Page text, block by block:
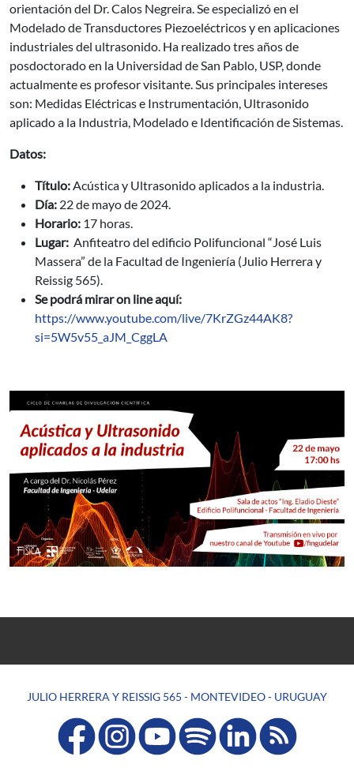
orientación del Dr. Calos Negreira. Se especializó en el
Modelado de Transductores Piezoeléctricos y en aplicaciones
industriales del ultrasonido. Ha realizado tres años de
posdoctorado en la Universidad de San Pablo, USP, donde
actualmente es profesor visitante. Sus principales intereses
son: Medidas Eléctricas e Instrumentación, Ultrasonido
aplicado a la Industria, Modelado e Identificación de Sistemas.
Datos:
Título:Acústica y Ultrasonido aplicados a la industria.
Día: 22 de mayo de 2024.
Horario: 17 horas.
Lugar: Anfiteatro del edificio Polifuncional “José Luis
Massera” de la Facultad de Ingeniería (Julio Herrera y
Reissig 565).
Se podrá mirar on line aquí:
https://www.youtube.com/live/7KrZGz44AK8?
si=5W5v55_aJM_CggLA
JULIO HERRERA Y REISSIG 565 - MONTEVIDEO - URUGUAY